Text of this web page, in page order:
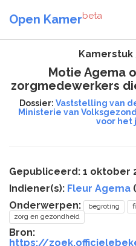
Open Kamerbeta
Kamerstuk
Motie Agema
zorgmedewerkers
Dossier: Vaststelling van
Ministerie van
voor het
Gepubliceerd: 1 oktober
Indiener(s): Fleur Agema (
Onderwerpen:
begroting
zorg en gezondheid
Bron:
https://